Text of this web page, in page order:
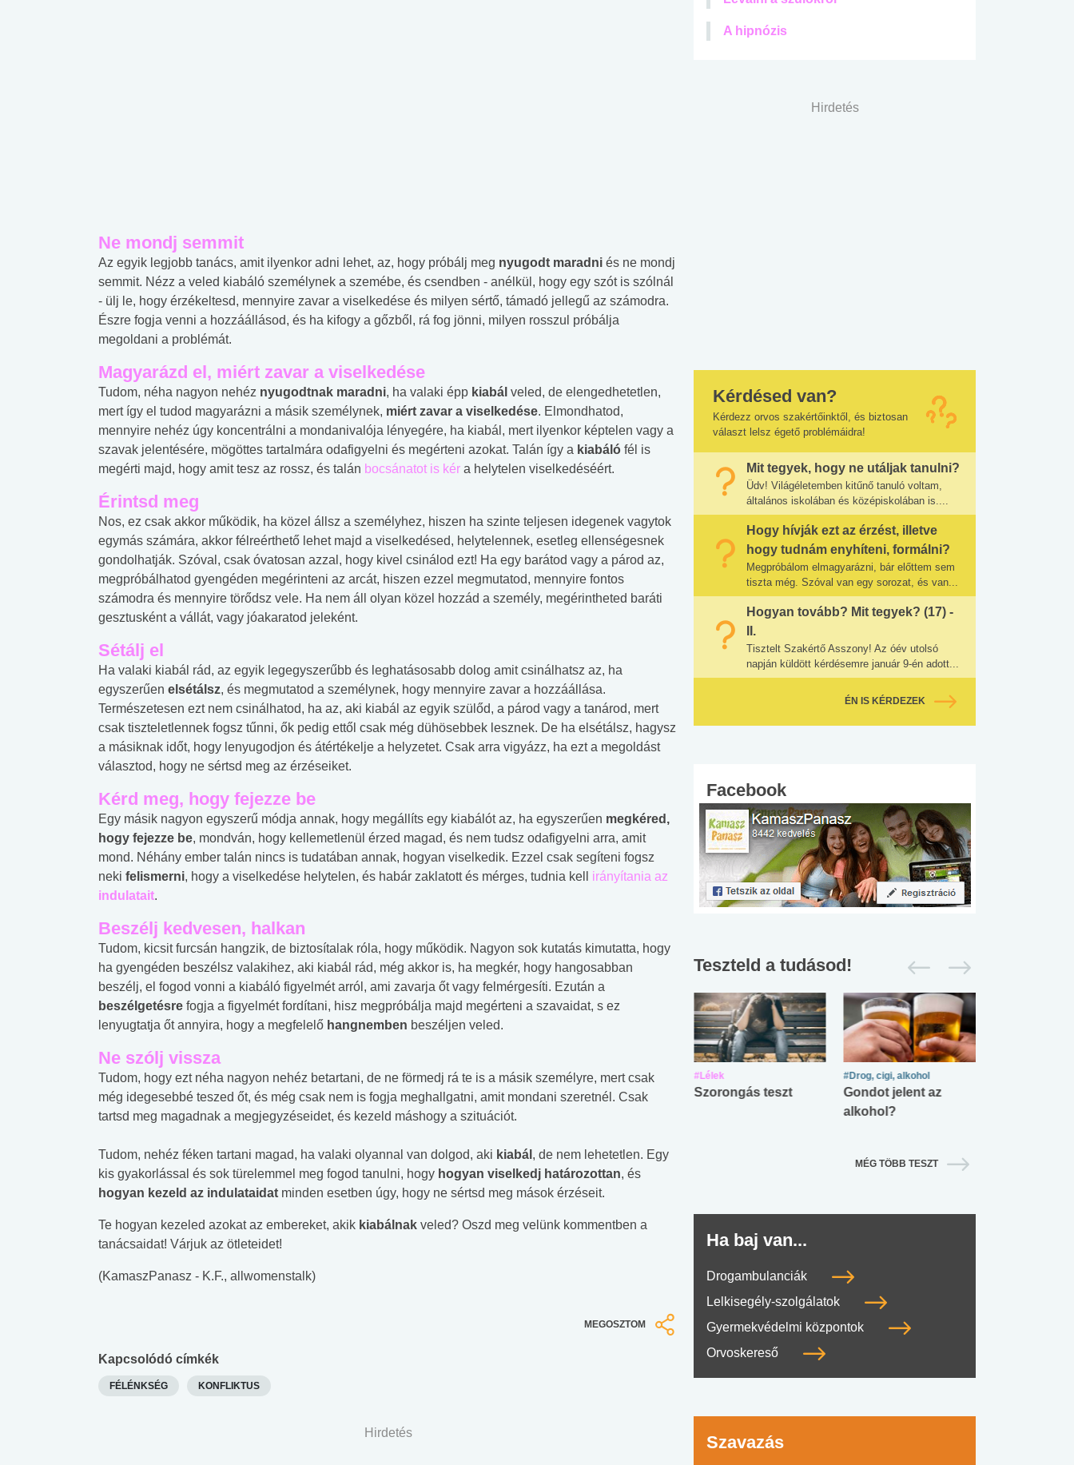
Ne mondj semmit
Az egyik legjobb tanács, amit ilyenkor adni lehet, az, hogy próbálj meg nyugodt maradni és ne mondj
semmit. Nézz a veled kiabáló személynek a szemébe, és csendben - anélkül, hogy egy szót is szólnál
- ülj le, hogy érzékeltesd, mennyire zavar a viselkedése és milyen sértő, támadó jellegű az számodra.
Észre fogja venni a hozzáállásod, és ha kifogy a gőzből, rá fog jönni, milyen rosszul próbálja
megoldani a problémát.
Magyarázd el, miért zavar a viselkedése
Tudom, néha nagyon nehéz nyugodtnak maradni, ha valaki épp kiabál veled, de elengedhetetlen,
mert így el tudod magyarázni a másik személynek, miért zavar a viselkedése. Elmondhatod,
mennyire nehéz úgy koncentrálni a mondanivalója lényegére, ha kiabál, mert ilyenkor képtelen vagy a
szavak jelentésére, mögöttes tartalmára odafigyelni és megérteni azokat. Talán így a kiabáló fél is
megérti majd, hogy amit tesz az rossz, és talán bocsánatot is kér a helytelen viselkedéséért.
Érintsd meg
Nos, ez csak akkor működik, ha közel állsz a személyhez, hiszen ha szinte teljesen idegenek vagytok
egymás számára, akkor félreérthető lehet majd a viselkedésed, helytelennek, esetleg ellenségesnek
gondolhatják. Szóval, csak óvatosan azzal, hogy kivel csinálod ezt! Ha egy barátod vagy a párod az,
megpróbálhatod gyengéden megérinteni az arcát, hiszen ezzel megmutatod, mennyire fontos
számodra és mennyire törődsz vele. Ha nem áll olyan közel hozzád a személy, megérintheted baráti
gesztusként a vállát, vagy jóakaratod jeleként.
Sétálj el
Ha valaki kiabál rád, az egyik legegyszerűbb és leghatásosabb dolog amit csinálhatsz az, ha
egyszerűen elsétálsz, és megmutatod a személynek, hogy mennyire zavar a hozzáállása.
Természetesen ezt nem csinálhatod, ha az, aki kiabál az egyik szülőd, a párod vagy a tanárod, mert
csak tiszteletlennek fogsz tűnni, ők pedig ettől csak még dühösebbek lesznek. De ha elsétálsz, hagysz
a másiknak időt, hogy lenyugodjon és átértékelje a helyzetet. Csak arra vigyázz, ha ezt a megoldást
választod, hogy ne sértsd meg az érzéseiket.
Kérd meg, hogy fejezze be
Egy másik nagyon egyszerű módja annak, hogy megállíts egy kiabálót az, ha egyszerűen megkéred,
hogy fejezze be, mondván, hogy kellemetlenül érzed magad, és nem tudsz odafigyelni arra, amit
mond. Néhány ember talán nincs is tudatában annak, hogyan viselkedik. Ezzel csak segíteni fogsz
neki felismerni, hogy a viselkedése helytelen, és habár zaklatott és mérges, tudnia kell irányítania az
indulatait.
Beszélj kedvesen, halkan
Tudom, kicsit furcsán hangzik, de biztosítalak róla, hogy működik. Nagyon sok kutatás kimutatta, hogy
ha gyengéden beszélsz valakihez, aki kiabál rád, még akkor is, ha megkér, hogy hangosabban
beszélj, el fogod vonni a kiabáló figyelmét arról, ami zavarja őt vagy felmérgesíti. Ezután a
beszélgetésre fogja a figyelmét fordítani, hisz megpróbálja majd megérteni a szavaidat, s ez
lenyugtatja őt annyira, hogy a megfelelő hangnemben beszéljen veled.
Ne szólj vissza
Tudom, hogy ezt néha nagyon nehéz betartani, de ne förmedj rá te is a másik személyre, mert csak
még idegesebbé teszed őt, és még csak nem is fogja meghallgatni, amit mondani szeretnél. Csak
tartsd meg magadnak a megjegyzéseidet, és kezeld máshogy a szituációt.
Tudom, nehéz féken tartani magad, ha valaki olyannal van dolgod, aki kiabál , de nem lehetetlen. Egy
kis gyakorlással és sok türelemmel meg fogod tanulni, hogy hogyan viselkedj határozottan, és
hogyan kezeld az indulataidat minden esetben úgy, hogy ne sértsd meg mások érzéseit.
Te hogyan kezeled azokat az embereket, akik kiabálnak veled? Oszd meg velünk kommentben a
tanácsaidat! Várjuk az ötleteidet!
(KamaszPanasz - K.F., allwomenstalk)
MEGOSZTOM
Kapcsolódó címkék
FÉLÉNKSÉG KONFLIKTUS
Hirdetés
A hipnózis
Hirdetés
Kérdésed van?
Kérdezz orvos szakértőinktől, és biztosan
választ lelsz égető problémáidra!
Mit tegyek, hogy ne utáljak tanulni?
Üdv! Világéletemben kitűnő tanuló voltam,
általános iskolában és középiskolában is....
Hogy hívják ezt az érzést, illetve
hogy tudnám enyhíteni, formálni?
Megpróbálom elmagyarázni, bár előttem sem
tiszta még. Szóval van egy sorozat, és van...
Hogyan tovább? Mit tegyek? (17) -
II.
Tisztelt Szakértő Asszony! Az óév utolsó
napján küldött kérdésemre január 9-én adott...
ÉN IS KÉRDEZEK
Facebook
Teszteld a tudásod!
#Zöldövezet
Mekkora az ökológiai
lábnyomod?
#Betegségek
Elsősegély
tudásteszt
#Suli, munka
Angol középfokú
nyelvvizsga teszt -
#Suli, munka
Internet-függőség
#Lélek
Szorongás teszt
#Drog, cigi, alkohol
Gondot jelent az
alkohol?
MÉG TÖBB TESZT
Ha baj van...
Drogambulanciák
Lelkisegély-szolgálatok
Gyermekvédelmi központok
Orvoskereső
Szavazás